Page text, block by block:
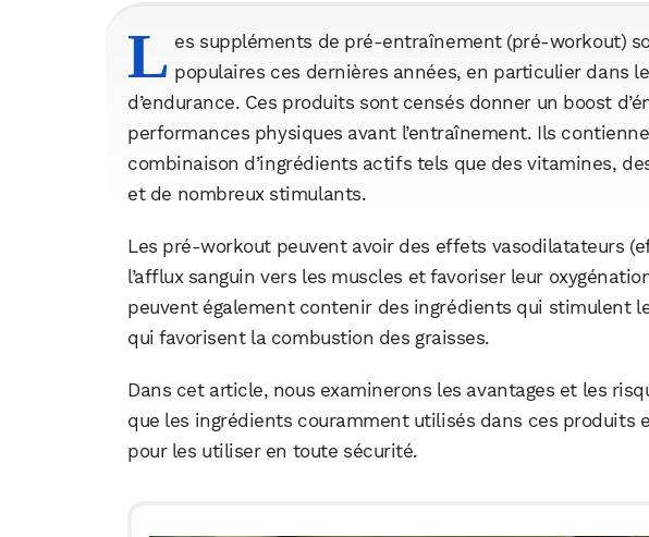
L es suppléments de pré-entraînement (pré-workout)
populaires ces dernières années, en particulier dans
d’endurance. Ces produits sont censés donner un boost
performances physiques avant l’entraînement. Ils
combinaison d’ingrédients actifs tels que des vitamines,
et de nombreux stimulants.
Les pré-workout peuvent avoir des effets vasodilatateurs
l’afflux sanguin vers les muscles et favoriser leur
peuvent également contenir des ingrédients qui stimulent
qui favorisent la combustion des graisses.
Dans cet article, nous examinerons les avantages et les
que les ingrédients couramment utilisés dans ces produits
pour les utiliser en toute sécurité.